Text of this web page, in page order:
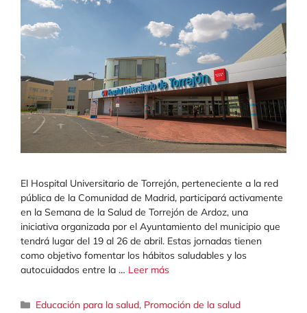
El Hospital Universitario de Torrejón, perteneciente a la red
pública de la Comunidad de Madrid, participará activamente
en la Semana de la Salud de Torrejón de Ardoz, una
iniciativa organizada por el Ayuntamiento del municipio que
tendrá lugar del 19 al 26 de abril. Estas jornadas tienen
como objetivo fomentar los hábitos saludables y los
autocuidados entre la … Leer más
Categorías
Educación para la salud, Promoción de la salud